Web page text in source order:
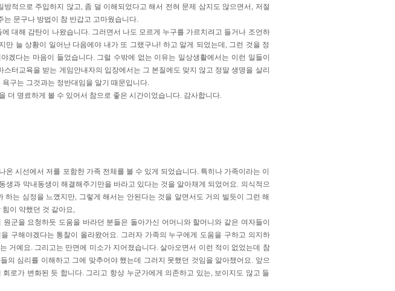
적으로 주입하지 않고, 좀 덜 이해되었다고 해서 전혀 문제 삼지도 않으면서, 저절
문구나 방법이 참 반갑고 고마웠습니다.
대해 감탄이 나왔습니다. 그러면서 나도 모르게 누구를 가르치려고 들거나 조언하
만 늘 상황이 일어난 다음에야 내가 또 그랬구나! 하고 알게 되었는데, 그런 것을 정
겠다는 마음이 들었습니다. 그럴 수밖에 없는 이유는 일상생활에서는 이런 일들이
터교육을 받는 게임안내자의 입장에서는 그 본질에도 맞지 않고 정말 생명을 살리
구는 그것과는 정반대임을 알기 때문입니다.
더 명료하게 볼 수 있어서 참으로 좋은 시간이었습니다. 감사합니다.
시선에서 저를 포함한 가족 전체를 볼 수 있게 되었습니다. 특히나 가족이라는 이
생과 막내동생이 해결해주기만을 바라고 있다는 것을 알아채게 되었어요. 의식적으
하는 심정을 느꼈지만, 그렇게 해서는 안된다는 것을 알면서도 거의 빌듯이 그런 해
이 약했던 것 같아요,
군을 요청하듯 도움을 바라던 분들은 돌아가신 어머니와 할머니와 같은 여자들이
구해야겠다는 통찰이 올라왔어요. 그러자 가족의 누구에게 도움을 구하고 의지하
거예요. 그리고는 만면에 미소가 지어졌습니다. 살아오면서 이런 적이 없었는데 참
의 심리를 이해하고 그에 맞추어야 했는데 그러지 못했던 것임을 알아챘어요. 앞으
로가 변화된 듯 합니다. 그리고 항상 누군가에게 의존하고 있는, 보이지도 않고 들